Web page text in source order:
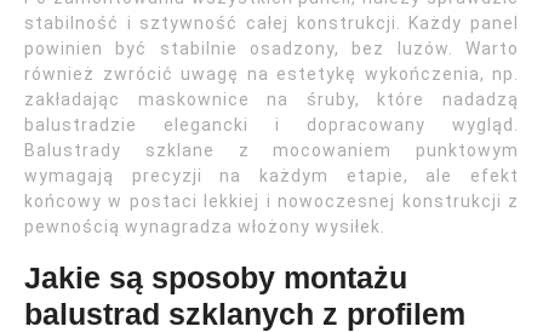
stabilność i sztywność całej konstrukcji. Każdy panel
powinien być stabilnie osadzony, bez luzów. Warto
również zwrócić uwagę na estetykę wykończenia, np.
zakładając maskownice na śruby, które nadadzą
balustradzie elegancki i dopracowany wygląd.
Balustrady szklane z mocowaniem punktowym
wymagają precyzji na każdym etapie, ale efekt
końcowy w postaci lekkiej i nowoczesnej konstrukcji z
pewnością wynagradza włożony wysiłek.
Jakie są sposoby montażu
balustrad szklanych z profilem